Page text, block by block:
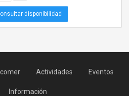
disponibilidad
Actividades Eventos
Información